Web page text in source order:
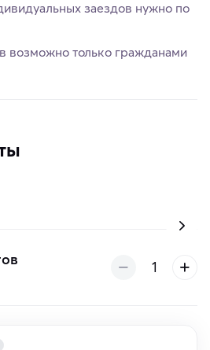
заездов нужно по
возможно только гражданами